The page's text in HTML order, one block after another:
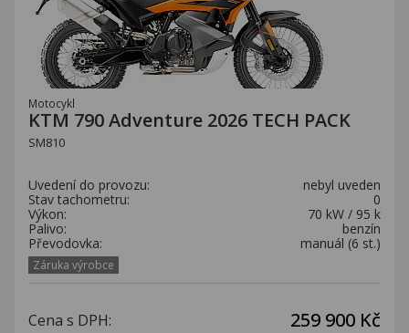
Motocykl
KTM 790 Adventure 2026 TECH PACK
SM810
Uvedení do provozu:
nebyl uveden
Stav tachometru:
0
Výkon:
70 kW / 95 k
Palivo:
benzín
Převodovka:
manuál (6 st.)
Záruka výrobce
Cena s DPH: 259 900 Kč